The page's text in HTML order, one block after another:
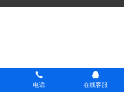
电话 在线客服